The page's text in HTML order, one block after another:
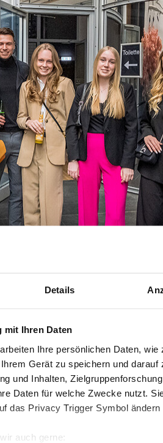
Details
mit Ihren Daten
Ihre persönlichen Daten,
Gerät zu speichern und
und Inhalten,
Daten für welche Zwecke nutzt.
das Privacy Trigger Symbol ändern
auch gerne: